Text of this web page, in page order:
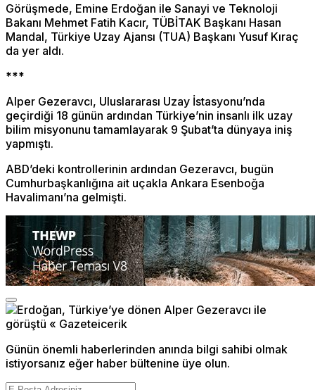
Görüşmede, Emine Erdoğan ile Sanayi ve Teknoloji
Bakanı Mehmet Fatih Kacır, TÜBİTAK Başkanı Hasan
Mandal, Türkiye Uzay Ajansı (TUA) Başkanı Yusuf Kıraç
da yer aldı.
***
Alper Gezeravcı, Uluslararası Uzay İstasyonu’nda
geçirdiği 18 günün ardından Türkiye’nin insanlı ilk uzay
bilim misyonunu tamamlayarak 9 Şubat’ta dünyaya iniş
yapmıştı.
ABD’deki kontrollerinin ardından Gezeravcı, bugün
Cumhurbaşkanlığına ait uçakla Ankara Esenboğa
Havalimanı’na gelmişti.
Günün önemli haberlerinden anında bilgi sahibi olmak
istiyorsanız eğer haber bültenine üye olun.